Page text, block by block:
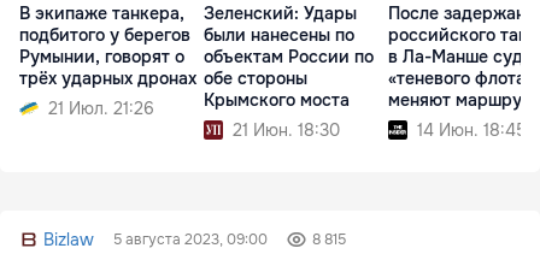
В экипаже танкера,
подбитого у берегов
Румынии, говорят о
трёх ударных дронах
21 Июл. 21:26
Зеленский: Удары
были нанесены по
объектам России по
обе стороны
Крымского моста
21 Июн. 18:30
После
российского
в Ла-Манше суда
«теневого флота»
меняют
14 Июн. 18:45
Bizlaw 5 августа 2023, 09:00 8 815